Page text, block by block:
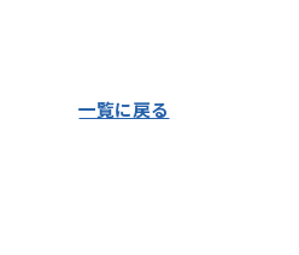
一覧に戻る